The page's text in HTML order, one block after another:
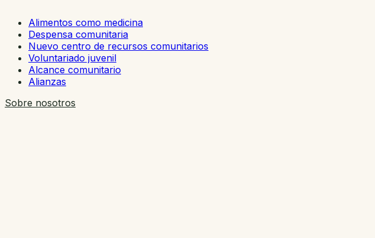
Alimentos como medicina
Despensa comunitaria
Nuevo centro de recursos comunitarios
Voluntariado juvenil
Alcance comunitario
Alianzas
Sobre nosotros